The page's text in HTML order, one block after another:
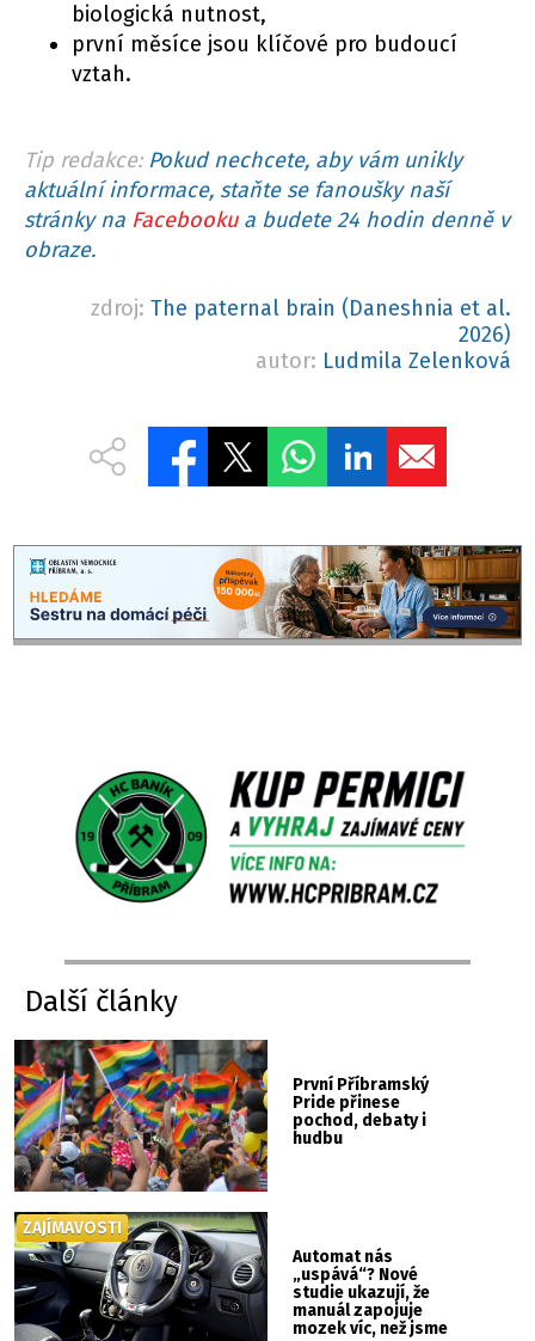
biologická nutnost,
první měsíce jsou klíčové pro budoucí
vztah.
Tip redakce: Pokud nechcete, aby vám unikly
aktuální informace, staňte se fanoušky naší
stránky na Facebookua budete 24 hodin denně v
obraze.
zdroj: The paternal brain (Daneshnia et al.
2026)
autor: Ludmila Zelenková
Další články
První Příbramský
Pride přinese
pochod, debaty i
hudbu
Automat nás
„uspává“? Nové
studie ukazují, že
manuál zapojuje
mozek víc, než jsme
ZAJÍMAVOSTI